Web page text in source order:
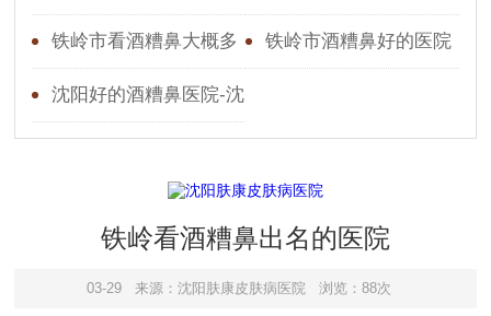
_治疗酒糟鼻哪家好一点 好
铁岭市看酒糟鼻大概多
少钱
铁岭市酒糟鼻好的医院
沈阳好的酒糟鼻医院-沈
铁岭看酒糟鼻出名的医院
03-29 来源：沈阳肤康皮肤病医院 浏览：88次